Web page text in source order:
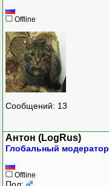
Offline
Сообщений: 13
Антон (LogRus)
Глобальный модератор
Offline
Пол: